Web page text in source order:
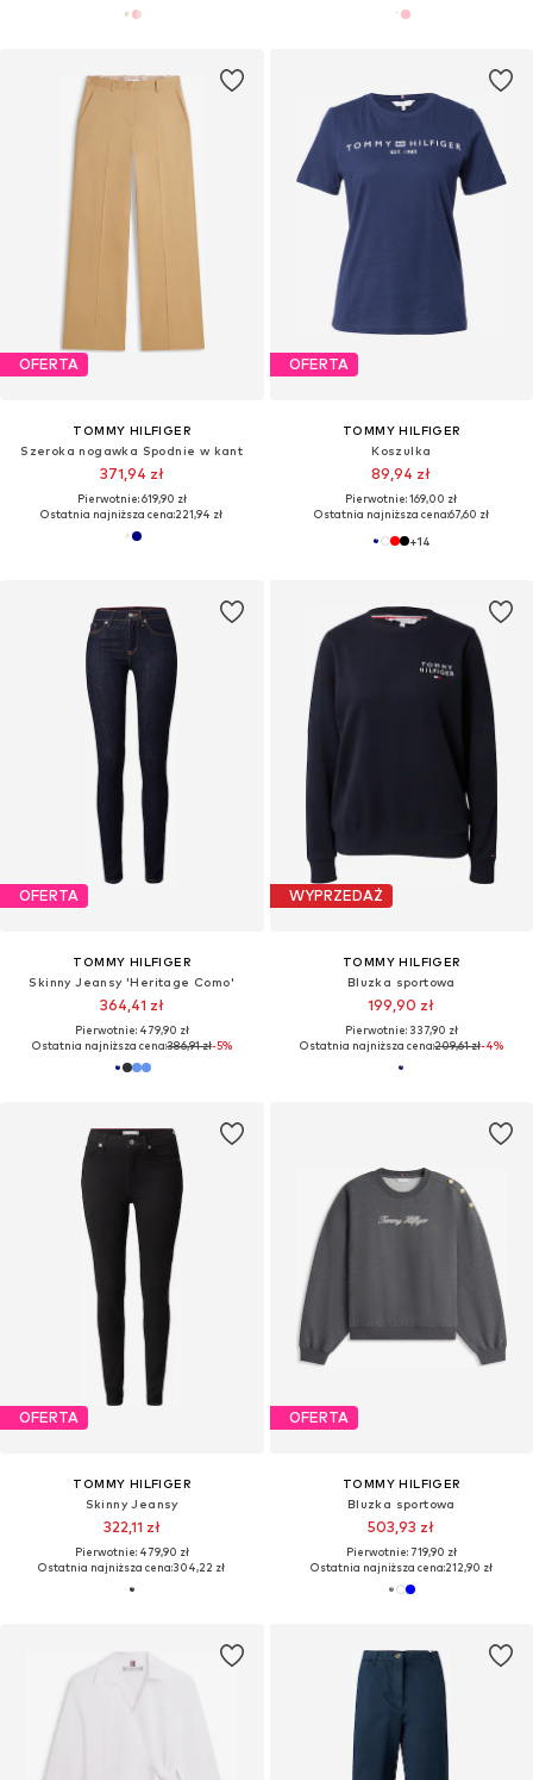
OFERTA
TOMMY HILFIGER
Szeroka nogawka Spodnie w kant
371,94 zł
Pierwotnie: 619,90 zł
Ostatnia najniższa cena:221,94 zł
OFERTA
TOMMY HILFIGER
Koszulka
89,94 zł
Pierwotnie: 169,00 zł
Ostatnia najniższa cena:67,60 zł
+14
OFERTA
TOMMY HILFIGER
Skinny Jeansy 'Heritage Como'
364,41 zł
Pierwotnie: 479,90 zł
Ostatnia najniższa cena:386,91 zł-5%
WYPRZEDAŻ
TOMMY HILFIGER
Bluzka sportowa
199,90 zł
Pierwotnie: 337,90 zł
Ostatnia najniższa cena:209,61 zł-4%
OFERTA
TOMMY HILFIGER
Skinny Jeansy
322,11 zł
Pierwotnie: 479,90 zł
Ostatnia najniższa cena:304,22 zł
OFERTA
TOMMY HILFIGER
Bluzka sportowa
503,93 zł
Pierwotnie: 719,90 zł
Ostatnia najniższa cena:212,90 zł